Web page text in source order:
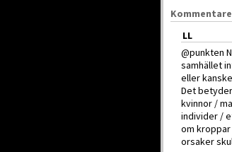
LL
@punkten
samhället
eller
Det
kvinnor /
individer /
om
orsaker